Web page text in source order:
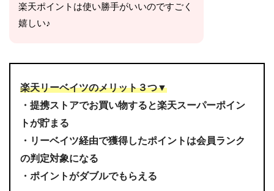
楽天ポイントは使い勝手がいいのですごく
嬉しい♪
楽天リーベイツのメリット３つ▼
・提携ストアでお買い物すると楽天スーパーポイン
トが貯まる
・リーベイツ経由で獲得したポイントは会員ランク
の判定対象になる
・ポイントがダブルでもらえる